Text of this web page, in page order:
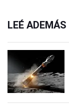
LEÉ ADEMÁS